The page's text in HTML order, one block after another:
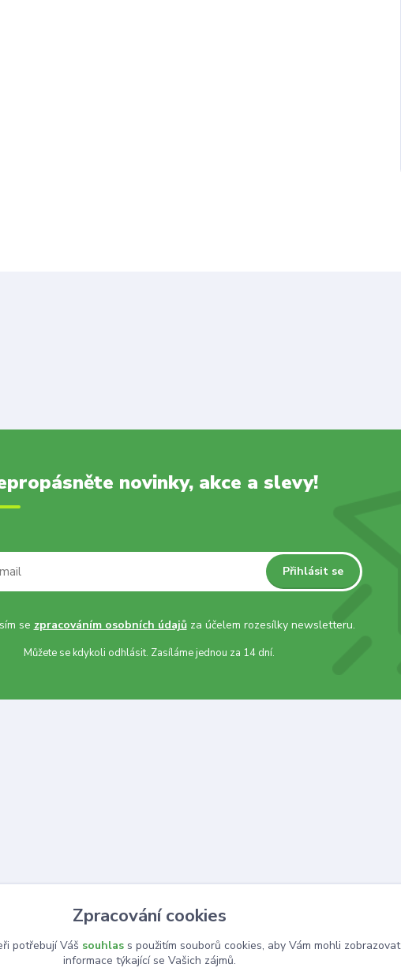
novinky, akce a slevy!
Přihlásit se
se zpracováním osobních údajůza účelem rozesílky newsletteru.
Můžete se kdykoli odhlásit. Zasíláme jednou za 14 dní.
Zpracování cookies
potřebují Váš souhlass použitím souborů cookies, aby Vám mohli zobrazovat
informace týkající se Vašich zájmů.